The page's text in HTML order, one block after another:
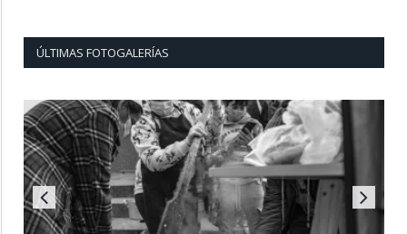
ÚLTIMAS FOTOGALERÍAS